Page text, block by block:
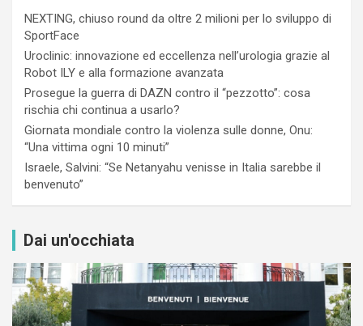
NEXTING, chiuso round da oltre 2 milioni per lo sviluppo di
SportFace
Uroclinic: innovazione ed eccellenza nell’urologia grazie al
Robot ILY e alla formazione avanzata
Prosegue la guerra di DAZN contro il “pezzotto”: cosa
rischia chi continua a usarlo?
Giornata mondiale contro la violenza sulle donne, Onu:
“Una vittima ogni 10 minuti”
Israele, Salvini: “Se Netanyahu venisse in Italia sarebbe il
benvenuto”
Dai un'occhiata